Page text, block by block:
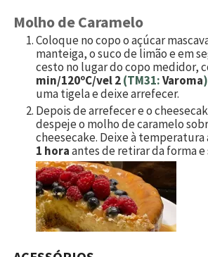
Molho de Caramelo
Coloque no copo o açúcar
manteiga, o suco de limão e em
cesto no lugar do copo medidor,
min/120ºC/vel 2(TM31:Varoma)
uma tigela e deixe arrefecer.
Depois de arrefecer e o
despeje o molho de caramelo
cheesecake. Deixe à
1 horaantes de retirar da forma e